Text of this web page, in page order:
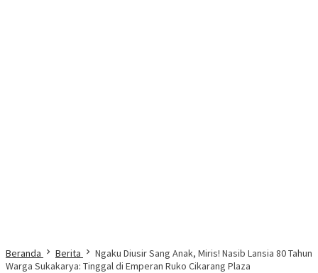
Beranda Berita
Ngaku Diusir Sang Anak, Miris! Nasib Lansia 80 Tahun
Warga Sukakarya: Tinggal di Emperan Ruko Cikarang Plaza